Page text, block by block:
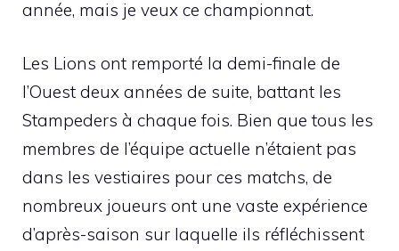
année, mais je veux ce championnat.
Les Lions ont remporté la demi-finale de
l’Ouest deux années de suite, battant les
Stampeders à chaque fois. Bien que tous les
membres de l’équipe actuelle n’étaient pas
dans les vestiaires pour ces matchs, de
nombreux joueurs ont une vaste expérience
d’après-saison sur laquelle ils réfléchissent